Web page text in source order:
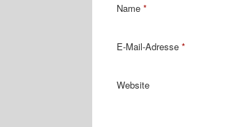
Name *
E-Mail-Adresse *
Website